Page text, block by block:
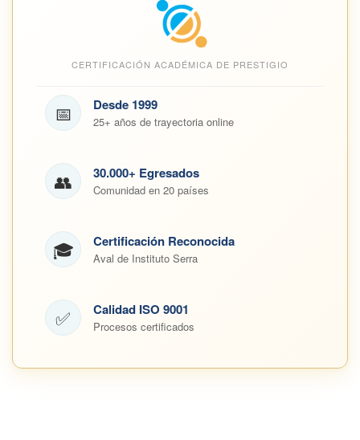
CERTIFICACIÓN ACADÉMICA DE PRESTIGIO
📅 Desde 1999
25+ años de trayectoria online
👥 30.000+ Egresados
Comunidad en 20 países
🎓 Certificación Reconocida
Aval de Instituto Serra
✅ Calidad ISO 9001
Procesos certificados